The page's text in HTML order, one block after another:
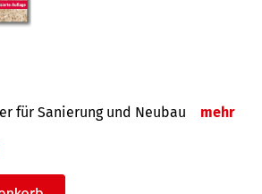
für Sanierung und Neubau mehr